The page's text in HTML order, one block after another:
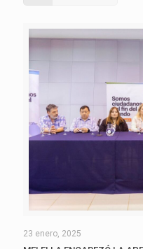
23 enero, 2025